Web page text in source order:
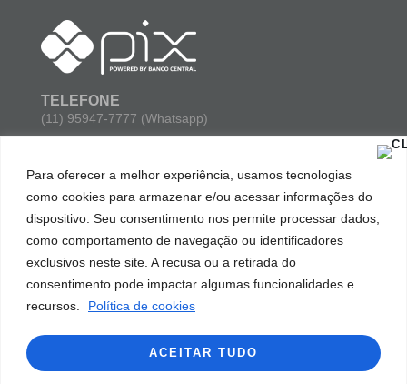
Para oferecer a melhor experiência, usamos tecnologias
como cookies para armazenar e/ou acessar informações do
dispositivo. Seu consentimento nos permite processar dados,
como comportamento de navegação ou identificadores
exclusivos neste site. A recusa ou a retirada do
consentimento pode impactar algumas funcionalidades e
recursos.
Política de cookies
ACEITAR TUDO
TELEFONE
(11) 95947-7777 (Whatsapp)
contato@maisagua.social
ENDEREÇO
Avenida Paulista 777, sala 102 parte 03. Bela Vista. São
Paulo/SP. Cep: 01311-914.
Todos os direitos reservados. Mais Água © 2023